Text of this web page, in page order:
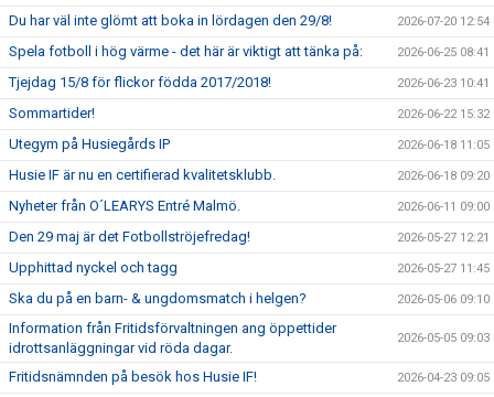
Du har väl inte glömt att boka in lördagen den 29/8! 2026-07-20 12:54
Spela fotboll i hög värme - det här är viktigt att tänka på: 2026-06-25 08:41
Tjejdag 15/8 för flickor födda 2017/2018! 2026-06-23 10:41
Sommartider! 2026-06-22 15:32
Utegym på Husiegårds IP 2026-06-18 11:05
Husie IF är nu en certifierad kvalitetsklubb. 2026-06-18 09:20
Nyheter från O´LEARYS Entré Malmö. 2026-06-11 09:00
Den 29 maj är det Fotbollströjefredag! 2026-05-27 12:21
Upphittad nyckel och tagg 2026-05-27 11:45
Ska du på en barn- & ungdomsmatch i helgen? 2026-05-06 09:10
Information från Fritidsförvaltningen ang öppettider
idrottsanläggningar vid röda dagar.
2026-05-05 09:03
Fritidsnämnden på besök hos Husie IF! 2026-04-23 09:05